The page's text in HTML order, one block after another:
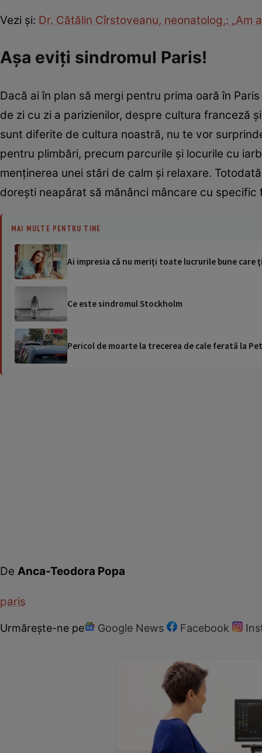
Vezi şi: Dr. Cătălin Cîrstoveanu, neonatolog,:
Așa eviți sindromul Paris!
Dacă ai în plan să mergi pentru prima oară în
de zi cu zi a parizienilor, despre cultura franceză
sunt diferite de cultura noastră, nu te vor
pentru plimbări, precum parcurile și locurile cu
menținerea unei stări de calm și relaxare.
dorești neapărat să mănânci mâncare cu specific
MAI MULTE PENTRU TINE
Ai impresia că nu meriţi toate lucrurile bune care
Ce este sindromul Stockholm
Pericol de moarte la trecerea de cale ferată la
De Anca-Teodora Popa
paris
Urmărește-ne pe Google News Facebook